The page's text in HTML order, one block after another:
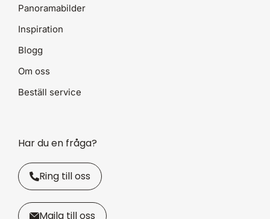
Panoramabilder
Inspiration
Blogg
Om oss
Beställ service
Har du en fråga?
Ring till oss
Maila till oss